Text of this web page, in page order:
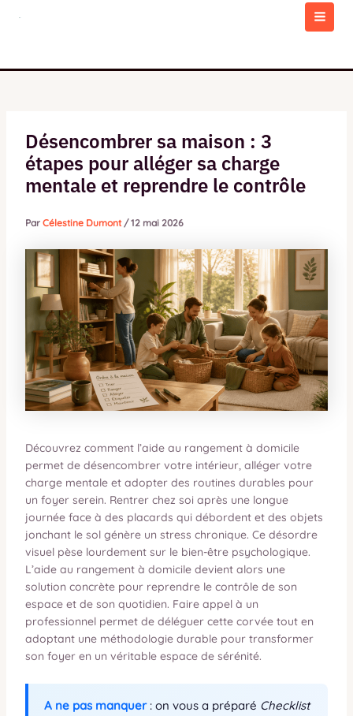
Désencombrer sa maison : 3
étapes pour alléger sa charge
mentale et reprendre le contrôle
Par Célestine Dumont/12 mai 2026
Découvrez comment l’aide au rangement à domicile
permet de désencombrer votre intérieur, alléger votre
charge mentale et adopter des routines durables pour
un foyer serein. Rentrer chez soi après une longue
journée face à des placards qui débordent et des objets
jonchant le sol génère un stress chronique. Ce désordre
visuel pèse lourdement sur le bien-être psychologique.
L’aide au rangement à domicile devient alors une
solution concrète pour reprendre le contrôle de son
espace et de son quotidien. Faire appel à un
professionnel permet de déléguer cette corvée tout en
adoptant une méthodologie durable pour transformer
son foyer en un véritable espace de sérénité.
A ne pas manquer: on vous a préparé Checklist